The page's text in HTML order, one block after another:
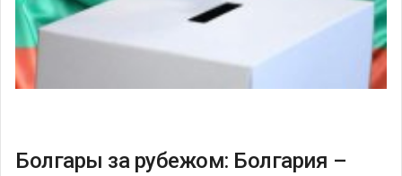
Болгары за рубежом: Болгария –